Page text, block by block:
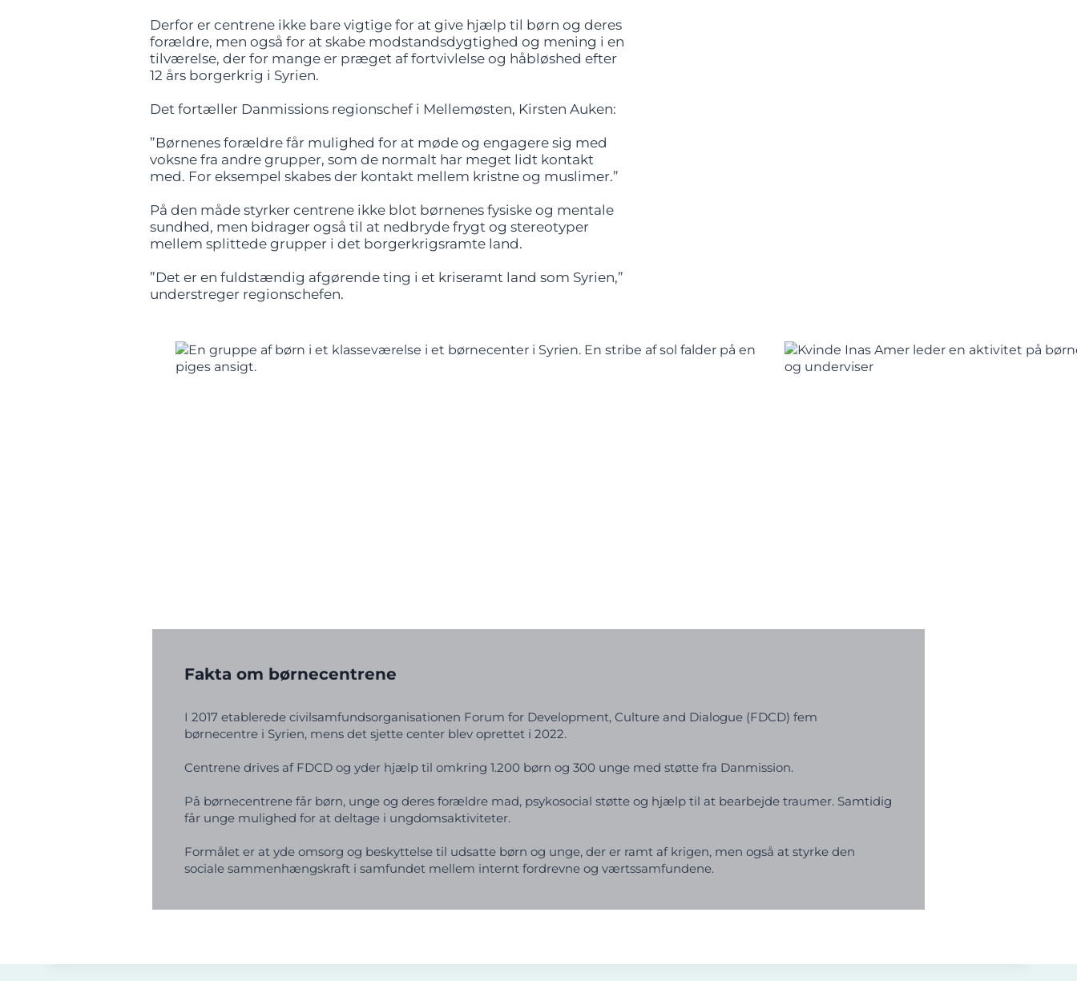
Derfor er centrene ikke bare vigtige for at give hjælp til børn og deres
forældre, men også for at skabe modstandsdygtighed og mening i en
tilværelse, der for mange er præget af fortvivlelse og håbløshed efter
12 års borgerkrig i Syrien.
Det fortæller Danmissions regionschef i Mellemøsten, Kirsten Auken:
”Børnenes forældre får mulighed for at møde og engagere sig med
voksne fra andre grupper, som de normalt har meget lidt kontakt
med. For eksempel skabes der kontakt mellem kristne og muslimer.”
På den måde styrker centrene ikke blot børnenes fysiske og mentale
sundhed, men bidrager også til at nedbryde frygt og stereotyper
mellem splittede grupper i det borgerkrigsramte land.
”Det er en fuldstændig afgørende ting i et kriseramt land som Syrien,”
understreger regionschefen.
Fakta om børnecentrene
I 2017 etablerede civilsamfundsorganisationen Forum for Development, Culture and Dialogue (FDCD) fem
børnecentre i Syrien, mens det sjette center blev oprettet i 2022.
Centrene drives af FDCD og yder hjælp til omkring 1.200 børn og 300 unge med støtte fra Danmission.
På børnecentrene får børn, unge og deres forældre mad, psykosocial støtte og hjælp til at bearbejde traumer. Samtidig
får unge mulighed for at deltage i ungdomsaktiviteter.
Formålet er at yde omsorg og beskyttelse til udsatte børn og unge, der er ramt af krigen, men også at styrke den
sociale sammenhængskraft i samfundet mellem internt fordrevne og værtssamfundene.